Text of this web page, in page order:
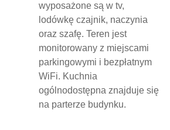
wyposażone są w tv,
lodówkę czajnik, naczynia
oraz szafę. Teren jest
monitorowany z miejscami
parkingowymi i bezpłatnym
WiFi. Kuchnia
ogólnodostępna znajduje się
na parterze budynku.